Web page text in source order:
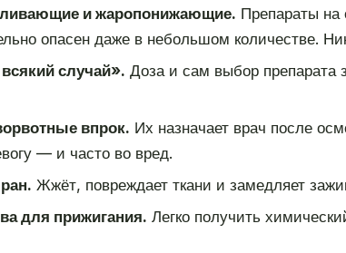
и жаропонижающие. Препараты на
опасен даже в небольшом количестве.
случай». Доза и сам выбор препарата
впрок. Их назначает врач после
— и часто во вред.
Жжёт, повреждает ткани и замедляет
для прижигания. Легко получить